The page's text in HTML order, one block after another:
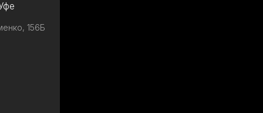
156Б